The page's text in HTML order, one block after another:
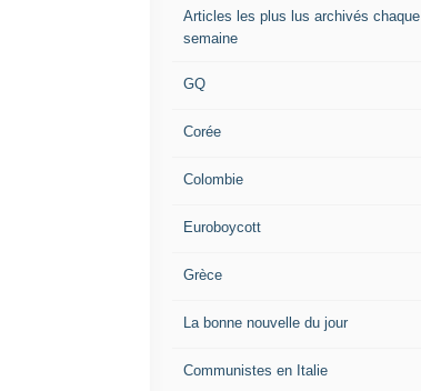
Articles les plus lus archivés chaque
semaine
GQ
Corée
Colombie
Euroboycott
Grèce
La bonne nouvelle du jour
Communistes en Italie